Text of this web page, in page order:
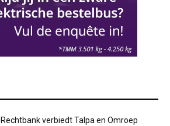
Rechtbank verbiedt Talpa en Omroep